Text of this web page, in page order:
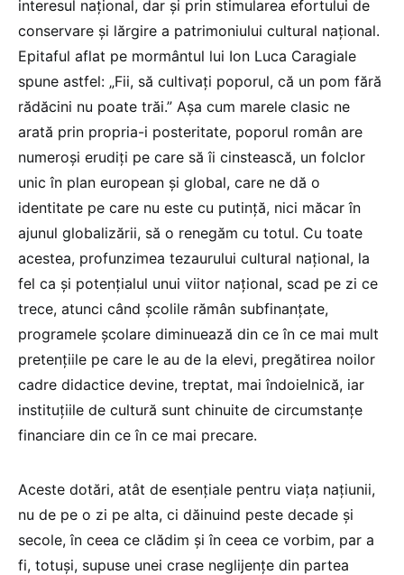
interesul național, dar și prin stimularea efortului de
conservare și lărgire a patrimoniului cultural național.
Epitaful aflat pe mormântul lui Ion Luca Caragiale
spune astfel: „Fii, să cultivați poporul, că un pom fără
rădăcini nu poate trăi.” Așa cum marele clasic ne
arată prin propria-i posteritate, poporul român are
numeroși erudiți pe care să îi cinstească, un folclor
unic în plan european și global, care ne dă o
identitate pe care nu este cu putință, nici măcar în
ajunul globalizării, să o renegăm cu totul. Cu toate
acestea, profunzimea tezaurului cultural național, la
fel ca și potențialul unui viitor național, scad pe zi ce
trece, atunci când școlile rămân subfinanțate,
programele școlare diminuează din ce în ce mai mult
pretențiile pe care le au de la elevi, pregătirea noilor
cadre didactice devine, treptat, mai îndoielnică, iar
instituțiile de cultură sunt chinuite de circumstanțe
financiare din ce în ce mai precare.
Aceste dotări, atât de esențiale pentru viața națiunii,
nu de pe o zi pe alta, ci dăinuind peste decade și
secole, în ceea ce clădim și în ceea ce vorbim, par a
fi, totuși, supuse unei crase neglijențe din partea